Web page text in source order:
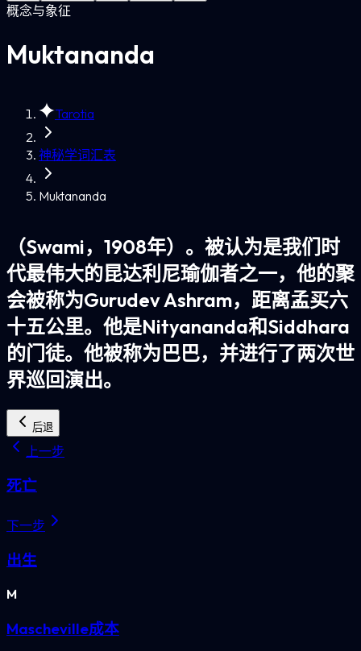
概念与象征
Muktananda
Tarotia
神秘学词汇表
Muktananda
（Swami，1908年）。被认为是我们时
代最伟大的昆达利尼瑜伽者之一，他的聚
会被称为Gurudev Ashram，距离孟买六
十五公里。他是Nityananda和Siddhara
的门徒。他被称为巴巴，并进行了两次世
界巡回演出。
后退
上一步
死亡
下一步
出生
M
Mascheville成本